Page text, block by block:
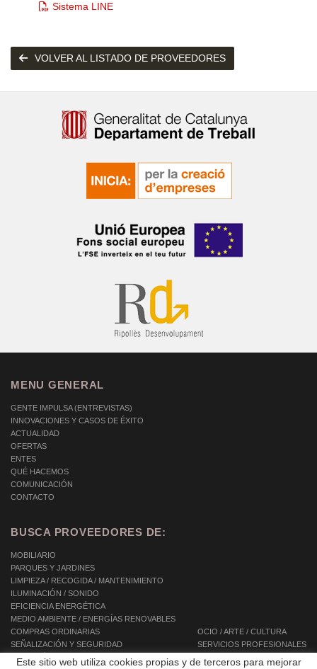
Sistema LINE
VOLVER AL LISTADO DE PROVEEDORES
MENU GENERAL
GENTE IMPULSA (ENTREVISTAS)
INNOVACIONES Y CASOS DE ÉXITO
ACTUALIDAD
OFERTAS
ENTES
QUÉ HACEMOS
COMUNICACIÓN
CONTACTO
BUSCA PROVEEDORES DE:
MOBILIARIO
PARQUES Y JARDINES
LIMPIEZA / RECOGIDA / MANTENIMIENTO
ILUMINACIÓN / SONIDO
EFICIENCIA ENERGÉTICA
MEDIO AMBIENTE / ENERGÍAS RENOVABLES
COMPRAS ORDINARIAS
SEÑALIZACIÓN Y SEGURIDAD
INFORMÁTICA / TIC / TELECOMUNICACIONES
OCIO / ARTE / CULTURA
SERVICIOS PROFESIONALES
SERVICIOS INTEGRALES
Este sitio web utiliza cookies propias y de terceros para mejorar